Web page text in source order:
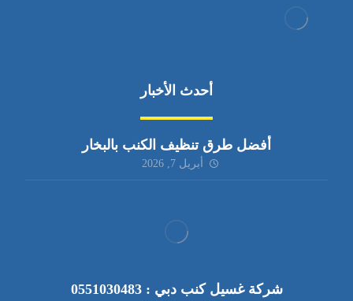
أحدث الأخبار
أفضل طرق تنظيف الكنب بالبخار
أبريل 7, 2026
شركة غسيل كنب دبي : 0551030483